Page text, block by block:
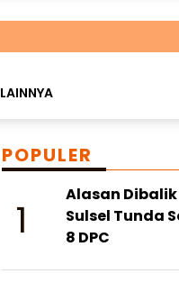
LAINNYA
POPULER
1
Alasan Dibalik
Sulsel Tunda
8 DPC